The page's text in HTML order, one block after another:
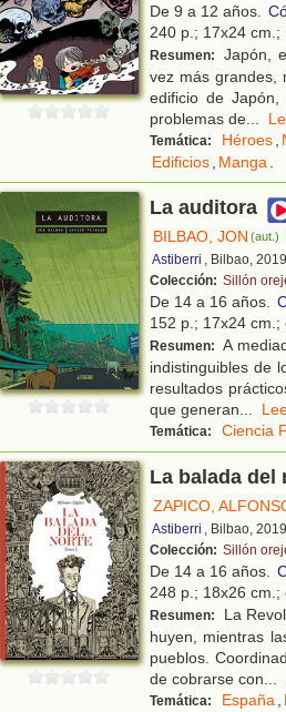
De 9 a 12 años.
240 p.; 17x24 cm.;
Resumen:
Japón,
vez más grandes,
edificio de
problemas de...
Temática: Héroes,
Edificios, Manga.
La auditora
BILBAO, JON (aut.)
Astiberri , Bilbao, 2019
Colección: Sillón
De 14 a 16 años.
152 p.; 17x24 cm.;
Resumen: A
indistinguibles de
resultados
que generan...
Temática: Ciencia
La balada del
ZAPICO,
Astiberri , Bilbao, 2019
Colección: Sillón
De 14 a 16 años.
248 p.; 18x26 cm.;
Resumen:
La
huyen, mientras
pueblos.
de cobrarse con...
Temática: España,